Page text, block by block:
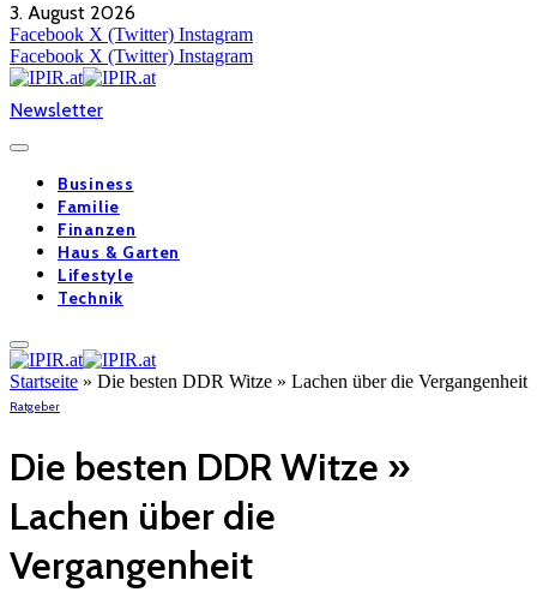
3. August 2026
Facebook X (Twitter) Instagram
Facebook X (Twitter) Instagram
Newsletter
Business
Familie
Finanzen
Haus & Garten
Lifestyle
Technik
Startseite » Die besten DDR Witze » Lachen über die Vergangenheit
Ratgeber
Die besten DDR Witze »
Lachen über die
Vergangenheit